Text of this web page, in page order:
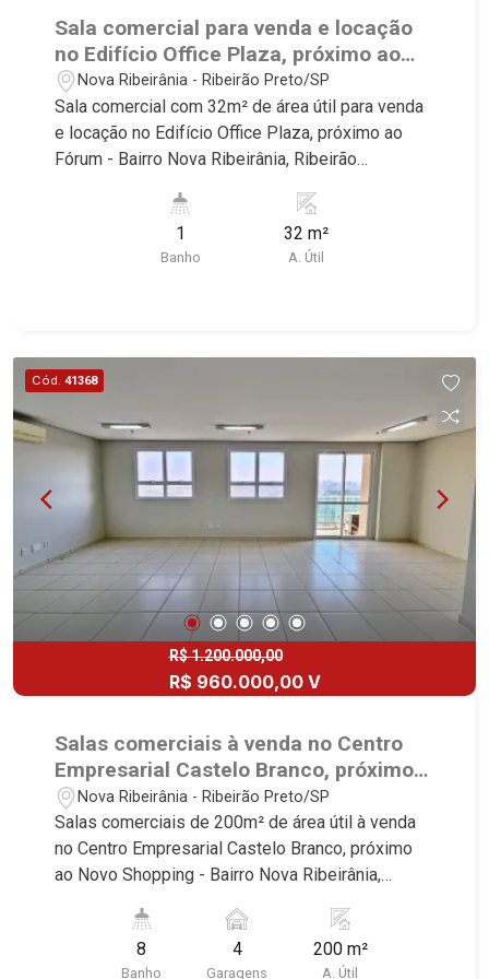
Paulistano, Lagoinha, Ribeirânia, Nova Ribeirânia,
Jardim Macedo, Jardim São Luiz, Centro, Jardim
Flórida, Jardim Centenário, Recreio das Acácias,
Jardim Ana Maria, San Marco, Vila Romana,
Bosque dos Juritis, Jardim dos Guaporés e Bella
Città Residencial e Industrial. Avenida João Fiúsa,
Sala comercial para venda e locação
no Edifício Office Plaza, próximo ao
Fórum - Ribeirão Preto/SP.
Nova Ribeirânia - Ribeirão Preto/SP
Sala comercial com 32m² de área útil para venda
e locação no Edifício Office Plaza, próximo ao
Fórum - Bairro Nova Ribeirânia, Ribeirão
imóvel que a Martinelli Imobiliária selecionou
Condomínio com recepção - 4 vagas de
Ribeirão Preto.
1
Banho
32 m²
A. Útil
Cód. 41368
R$ 1.200.000,00
R$ 960.000,00 V
Salas comerciais à venda no Centro
Empresarial Castelo Branco, próximo
ao Novo Shopping - Ribeirão Preto/SP.
Nova Ribeirânia - Ribeirão Preto/SP
Salas comerciais de 200m² de área útil à venda
no Centro Empresarial Castelo Branco, próximo
ao Novo Shopping - Bairro Nova Ribeirânia,
deste imóvel que a Martinelli Imobiliária
selecionou para você: - 200m² de área útil - 8
8
Banho
4
Garagens
200 m²
A. Útil